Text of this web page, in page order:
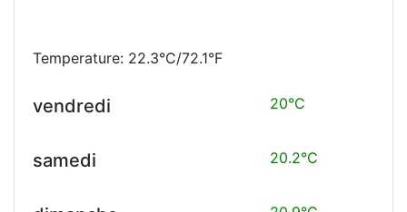
Temperature: 22.3°C/72.1°F
vendredi 20°C
samedi 20.2°C